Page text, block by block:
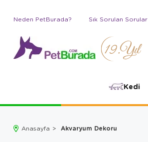
Neden PetBurada? Sık Sorulan Sorular
Kedi
Anasayfa Akvaryum Dekoru